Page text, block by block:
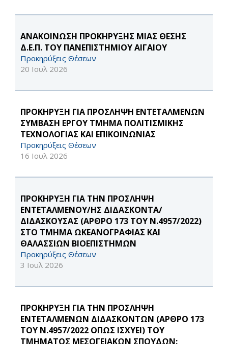
ΑΝΑΚΟΙΝΩΣΗ ΠΡΟΚΗΡΥΞΗΣ ΜΙΑΣ ΘΕΣΗΣ
Δ.Ε.Π. ΤΟΥ ΠΑΝΕΠΙΣΤΗΜΙΟΥ ΑΙΓΑΙΟΥ
Προκηρύξεις Θέσεων
20 Ιουλ 2026
ΠΡΟΚΗΡΥΞΗ ΓΙΑ ΠΡΟΣΛΗΨΗ ΕΝΤΕΤΑΛΜΕΝΩΝ
ΣΥΜΒΑΣΗ ΕΡΓΟΥ ΤΜΗΜΑ ΠΟΛΙΤΙΣΜΙΚΗΣ
ΤΕΧΝΟΛΟΓΙΑΣ ΚΑΙ ΕΠΙΚΟΙΝΩΝΙΑΣ
Προκηρύξεις Θέσεων
16 Ιουλ 2026
ΠΡΟΚΗΡΥΞΗ ΓΙΑ ΤΗΝ ΠΡΟΣΛΗΨΗ
ΕΝΤΕΤΑΛΜΕΝΟΥ/ΗΣ ΔΙΔΑΣΚΟΝΤΑ/
ΔΙΔΑΣΚΟΥΣΑΣ (ΑΡΘΡΟ 173 ΤΟΥ Ν.4957/2022)
ΣΤΟ ΤΜΗΜΑ ΩΚΕΑΝΟΓΡΑΦΙΑΣ ΚΑΙ
ΘΑΛΑΣΣΙΩΝ ΒΙΟΕΠΙΣΤΗΜΩΝ
Προκηρύξεις Θέσεων
3 Ιουλ 2026
ΠΡΟΚΗΡΥΞΗ ΓΙΑ ΤΗΝ ΠΡΟΣΛΗΨΗ
ΕΝΤΕΤΑΛΜΕΝΩΝ ΔΙΔΑΣΚΟΝΤΩΝ (ΑΡΘΡΟ 173
ΤΟΥ Ν.4957/2022 ΟΠΩΣ ΙΣΧΥΕΙ) ΤΟΥ
ΤΜΗΜΑΤΟΣ ΜΕΣΟΓΕΙΑΚΩΝ ΣΠΟΥΔΩΝ: